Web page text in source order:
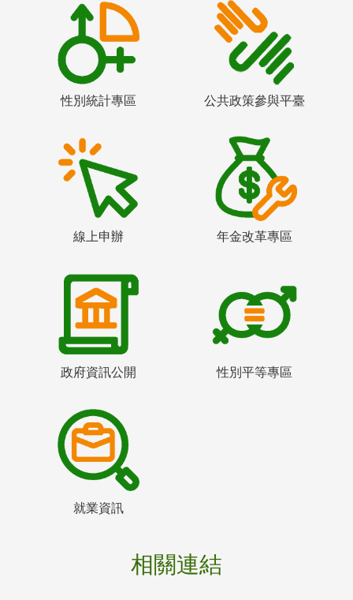
性別統計專區 公共政策參與平臺
線上申辦 年金改革專區
政府資訊公開 性別平等專區
就業資訊
相關連結